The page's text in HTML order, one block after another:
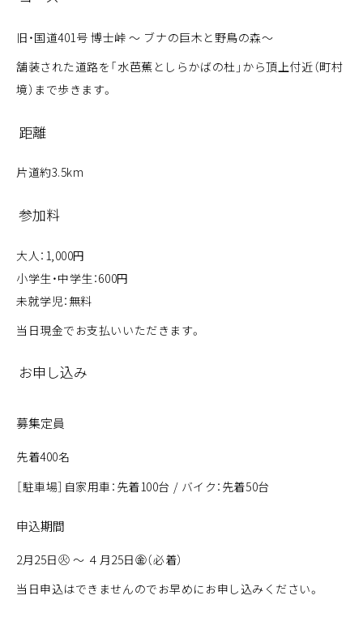
旧・国道401号 博士峠 ～ ブナの巨木と野鳥の森～
舗装された道路を「水芭蕉としらかばの杜」から頂上付近（町村
境）まで歩きます。
距離
片道約3.5km
参加料
大人：1,000円
小学生・中学生：600円
未就学児：無料
当日現金でお支払いいただきます。
お申し込み
募集定員
先着400名
［駐車場］自家用車：先着100台 / バイク：先着50台
申込期間
2月25日㊋ ～ ４月25日㊎（必着）
当日申込はできませんのでお早めにお申し込みください。